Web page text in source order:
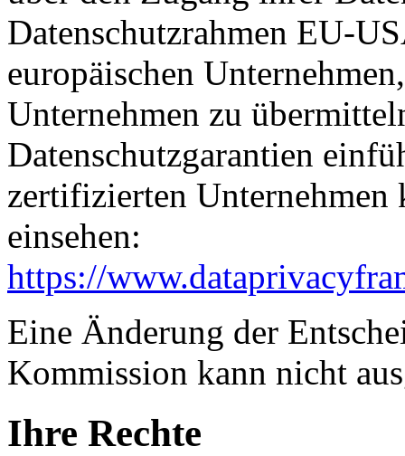
Datenschutzrahmen EU-
europäischen
Unternehmen zu
Datenschutzgarantien
zertifizierten
einsehen:
https://
Eine Änderung der
Kommission kann nicht
Ihre Rechte